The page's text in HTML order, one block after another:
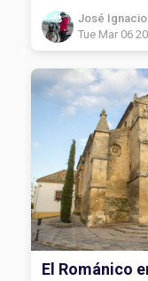
José
Tue Mar 06
El Románico